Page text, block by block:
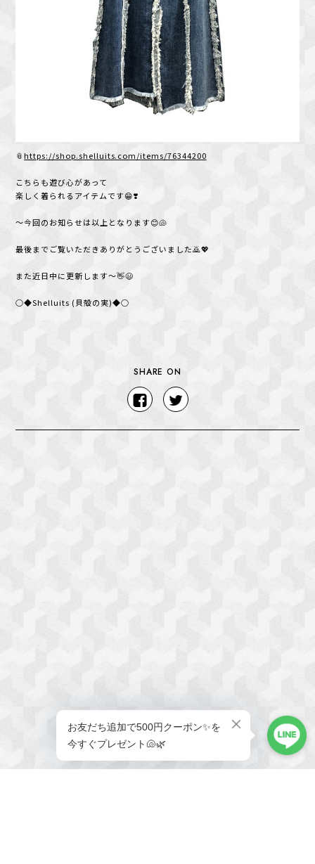
📎https://shop.shelluits.com/items/76344200
こちらも遊び心があって
楽しく着られるアイテムです😁❣️
～今回のお知らせは以上となります😊🐚
最後までご覧いただきありがとうございました🙇💖
また近日中に更新します～👋😃
○◆Shelluits (貝殻の実)◆○
SHARE ON